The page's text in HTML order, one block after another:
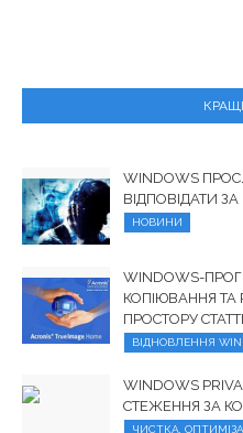
WINDOWS
ВІДПОВІДАТИ
НОВИНИ
WINDOWS-
КОПІЮВАННЯ ТА
ПРОСТОРУ
ВІДНОВЛЕННЯ
WINDOWS
СТЕЖЕННЯ ЗА
ЧИСТКА,